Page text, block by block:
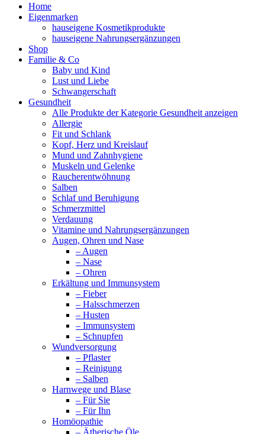
Home
Eigenmarken
hauseigene Kosmetikprodukte
hauseigene Nahrungsergänzungen
Shop
Familie & Co
Baby und Kind
Lust und Liebe
Schwangerschaft
Gesundheit
Alle Produkte der Kategorie Gesundheit anzeigen
Allergie
Fit und Schlank
Kopf, Herz und Kreislauf
Mund und Zahnhygiene
Muskeln und Gelenke
Raucherentwöhnung
Salben
Schlaf und Beruhigung
Schmerzmittel
Verdauung
Vitamine und Nahrungsergänzungen
Augen, Ohren und Nase
– Augen
– Nase
– Ohren
Erkältung und Immunsystem
– Fieber
– Halsschmerzen
– Husten
– Immunsystem
– Schnupfen
Wundversorgung
– Pflaster
– Reinigung
– Salben
Harnwege und Blase
– Für Sie
– Für Ihn
Homöopathie
– Ätherische Öle